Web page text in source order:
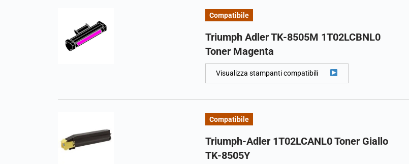
Compatibile
Triumph Adler TK-8505M 1T02LCBNL0
Toner Magenta
Visualizza stampanti compatibili
Compatibile
Triumph-Adler 1T02LCANL0 Toner Giallo
TK-8505Y